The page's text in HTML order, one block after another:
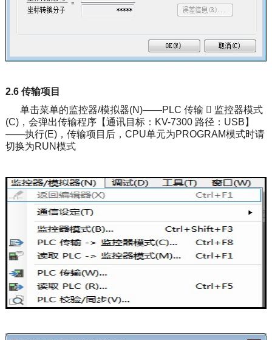
2.6 传输项目
单击菜单的监控器/模拟器(N)——PLC 传输  监控器模式
(C)，会弹出传输程序【通讯目标：KV-7300 路径：USB】
——执行(E)，传输项目后，CPU单元为PROGRAM模式时请
切换为RUN模式